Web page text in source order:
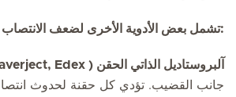
:تشمل بعض الأدوية الأخرى لضعف الانتصاب
آلبروستاديل الذاتي الحقن ( Caverject, Edex)
جانب القضيب. تؤدي كل حقنة لحدوث